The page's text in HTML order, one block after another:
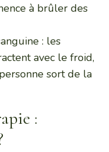
à brûler des
: les
avec le froid,
sort de la
: